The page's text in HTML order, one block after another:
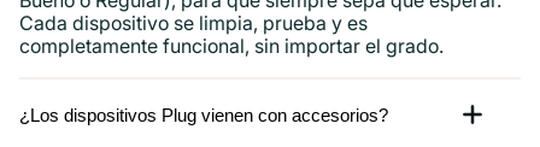
Cada dispositivo se limpia, prueba y es
completamente funcional, sin importar el grado.
¿Los dispositivos Plug vienen con accesorios?